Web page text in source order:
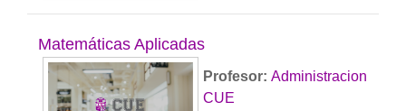
Matemáticas Aplicadas
Profesor: Administracion
CUE